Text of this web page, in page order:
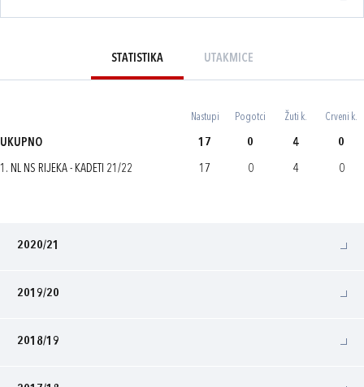
STATISTIKA UTAKMICE
Nastupi Pogotci Žuti k. Crveni k.
UKUPNO 17 0 4 0
1. NL NS RIJEKA - KADETI 21/22 17 0 4 0
2020/21
2019/20
2018/19